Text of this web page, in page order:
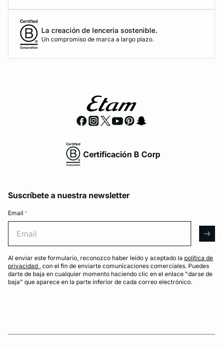
La creación de lencería sostenible.
Un compromiso de marca a largo plazo.
Certificación B Corp
Suscríbete a nuestra newsletter
Email *
Al enviar este formulario, reconozco haber leído y aceptado la política de
privacidad , con el fin de enviarte comunicaciones comerciales. Puedes
darte de baja en cualquier momento haciendo clic en el enlace "darse de
baja" que aparece en la parte inferior de cada correo electrónico.